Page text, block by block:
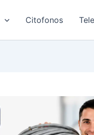
Citofonos